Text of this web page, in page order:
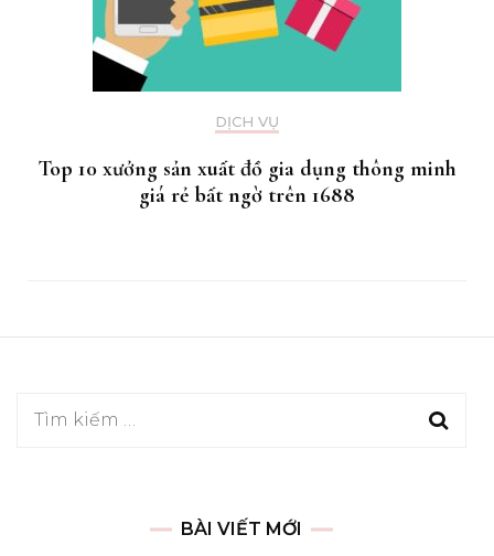
DỊCH VỤ
Top 10 xưởng sản xuất đồ gia dụng thông minh
giá rẻ bất ngờ trên 1688
Tìm
BÀI VIẾT MỚI